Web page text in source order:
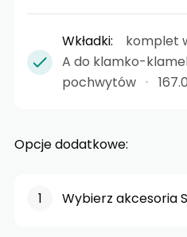
Wkładki:
komplet
A do klamko-
pochwytów
Opcje dodatkowe:
Wybierz akcesoria